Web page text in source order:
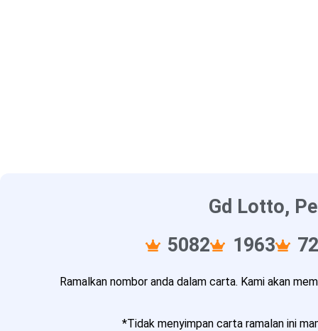
Gd Lotto,
5082
1963
Ramalkan nombor anda dalam carta. Kami akan
*Tidak menyimpan carta ramalan ini